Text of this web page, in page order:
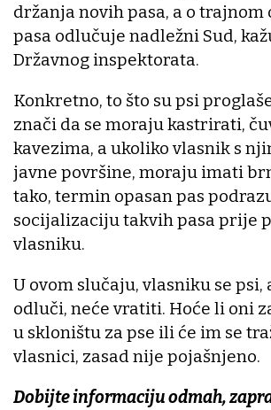
držanja novih pasa, a o
pasa odlučuje nadležni Sud,
Državnog inspektorata.
Konkretno, to što su psi
znači da se moraju kastrirati,
kavezima, a ukoliko vlasnik s
javne površine, moraju imati
tako, termin opasan pas
socijalizaciju takvih pasa prije
vlasniku.
U ovom slučaju, vlasniku se psi,
odluči, neće vratiti. Hoće li oni
u skloništu za pse ili će im se
vlasnici, zasad nije pojašnjeno.
Dobijte informaciju odmah,